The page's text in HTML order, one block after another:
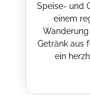
Speise- und
einem
Getränk aus
ein